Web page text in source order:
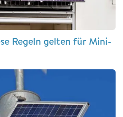
Regeln gelten für Mini-